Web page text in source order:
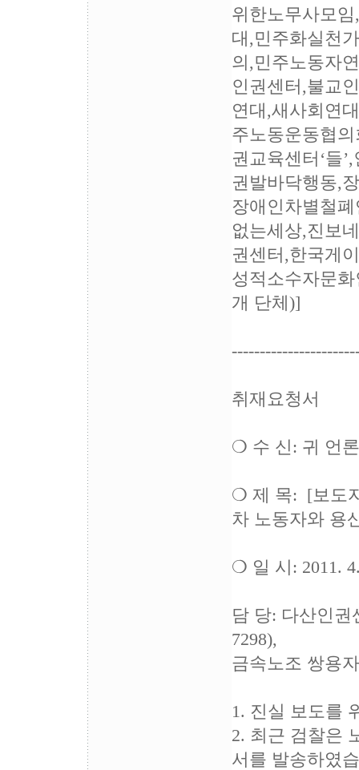
위한노무사모
대,민주화실천
의,민주노동자
인권센터,불교
연대,새사회연
주노동운동협
권교육센터‘들
권발바닥행동,
장애인차별철
없는세상,진보
권센터,한국게
성적소수자문
개 단체)]
취재요청서
❍ 수 신: 귀 언
❍ 제 목: [보도
차 노동자와 용
❍ 일 시: 2011.
담 당: 다산인권
7298),
금속노조 쌍용
1. 진실 보도를
2. 최근 검찰은
서를 발송하였